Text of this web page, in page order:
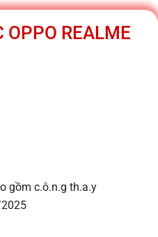
OPPO REALME
gồm c.ô.n.g th.a.y